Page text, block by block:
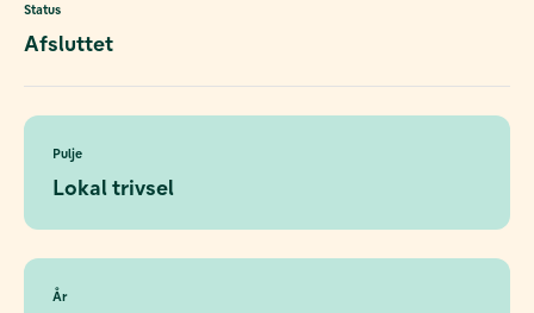
Status
Afsluttet
Pulje
Lokal trivsel
År